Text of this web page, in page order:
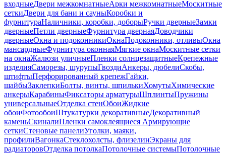
входныеДвери межкомнатныеАрки межкомнатныеМоскитные
сеткиДвери для бани и сауныКоробки и
фурнитураНаличники, коробки, доборыРучки дверныеЗамки
дверныеПетли дверныеФурнитура двернаяДоводчики
дверныеОкна и подоконникиОкнаПодоконники, отливыОкна
мансардныеФурнитура оконнаяМягкие окнаМоскитные сетки
на окнаЖалюзи уличныеПленки солнцезащитныеКрепежные
изделияСаморезы, шурупыГвоздиАнкеры, дюбелиСкобы,
штифтыПерфорированный крепежГайки,
шайбыЗаклепкиБолты, винты, шпилькиХомутыХимические
анкерыКарабиныФиксаторы арматурыШплинтыПружины
универсальныеОтделка стенОбоиЖидкие
обоиФотообоиШтукатурки декоративныеДекоративный
каменьСкиналиПленки самоклеящиеся Армирующие
сеткиСтеновые панелиУголки, маяки,
профилиВагонкаСтеклохолсты, флизелинЭкраны для
радиаторовОтделка потолкаПотолочные системыПотолочные